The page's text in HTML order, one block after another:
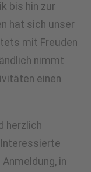
bis hin zur
hat sich unser
mit Freuden
nimmt
einen
herzlich
in